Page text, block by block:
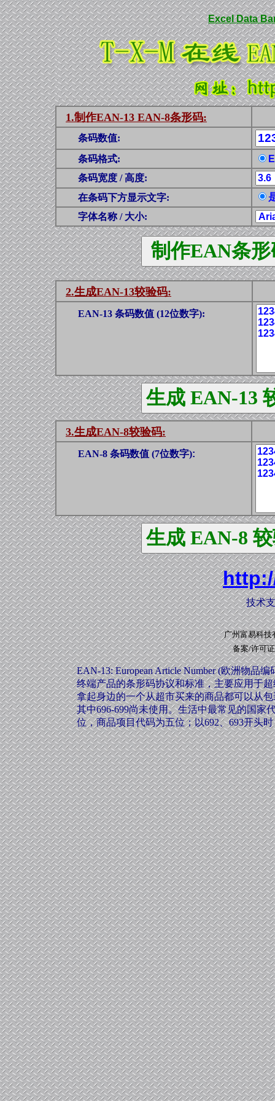
Excel Data
1.制作EAN-13 EAN-8条形码:
条码数值:
条码格式:
条码宽度 / 高度:
在条码下方显示文字:
字体名称 / 大小:
2.生成EAN-13较验码:
EAN-13 条码数值 (12位数字):
3.生成EAN-8较验码:
EAN-8 条码数值 (7位数字):
技术
广州富易科技
备案/许可
EAN-13: European Article Number (欧洲物品
终端产品的条形码协议和标准，主要应用于
拿起身边的一个从超市买来的商品都可以从
其中696-699尚未使用。生活中最常见的国家
位，商品项目代码为五位；以692、693开头